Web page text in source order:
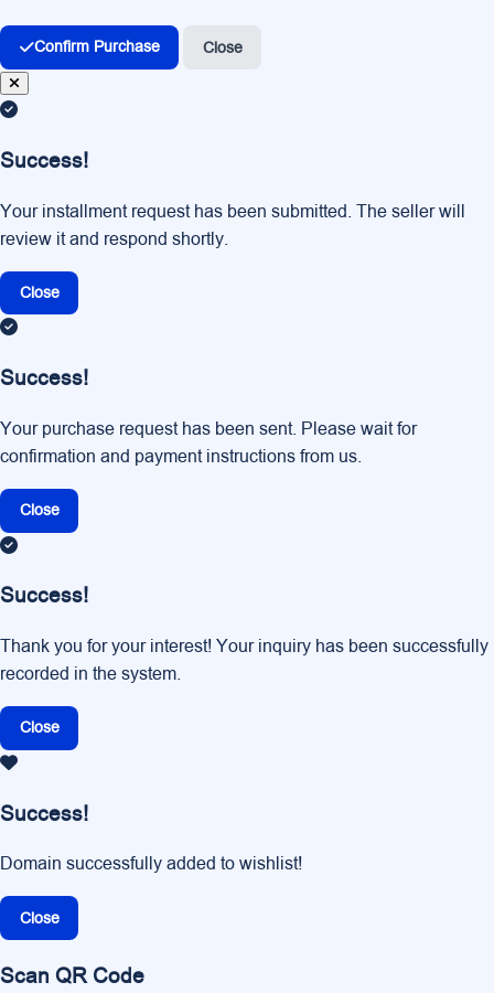
Confirm Purchase Close
Success!
Your installment request has been submitted. The seller will
review it and respond shortly.
Close
Success!
Your purchase request has been sent. Please wait for
confirmation and payment instructions from us.
Close
Success!
Thank you for your interest! Your inquiry has been successfully
recorded in the system.
Close
Success!
Domain successfully added to wishlist!
Close
Scan QR Code